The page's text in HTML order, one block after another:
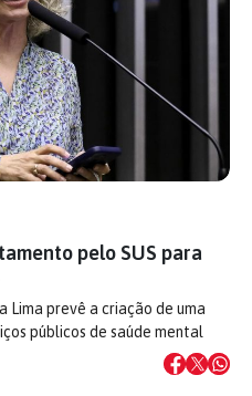
pelo SUS para
Lima prevê a criação de uma
públicos de saúde mental